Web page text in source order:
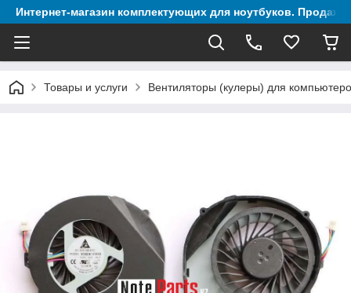
Интернет-магазин комплектующих для ноутбуков. Продажа
Товары и услуги Вентиляторы (кулеры) для